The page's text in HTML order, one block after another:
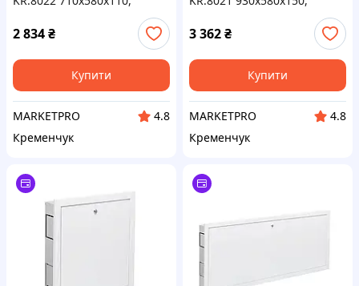
2 834₴
Купити
MARKETPRO
4.8
Кременчук
3 362₴
Купити
MARKETPRO
4.8
Кременчук